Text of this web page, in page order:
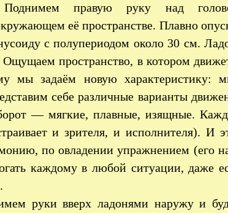
правую руку над
её пространстве. Плавно
с полупериодом около 30 см.
пространство, в котором
мы задаём новую характеристику:
себе различные варианты
— мягкие, плавные, изящные.
и зрителя, и исполнителя). И
по овладении упражнением (его
каждому в любой ситуации, даже
руки вверх ладонями наружу и